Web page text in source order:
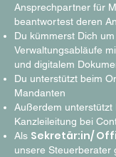
Ansprechpartner für
beantwortest deren
Du kümmerst Dich
Verwaltungsabläufe
und digitalem
Du unterstützt beim
Mandanten
Außerdem unterstützt
Kanzleileitung bei
Als Sekretär:in/
unsere Steuerberater